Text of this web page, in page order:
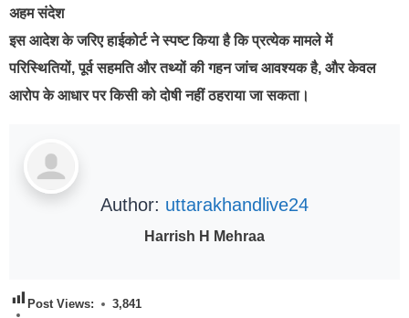
अहम संदेश
इस आदेश के जरिए हाईकोर्ट ने स्पष्ट किया है कि प्रत्येक मामले में
परिस्थितियों, पूर्व सहमति और तथ्यों की गहन जांच आवश्यक है, और केवल
आरोप के आधार पर किसी को दोषी नहीं ठहराया जा सकता।
Author: uttarakhandlive24
Harrish H Mehraa
Post Views: 3,841